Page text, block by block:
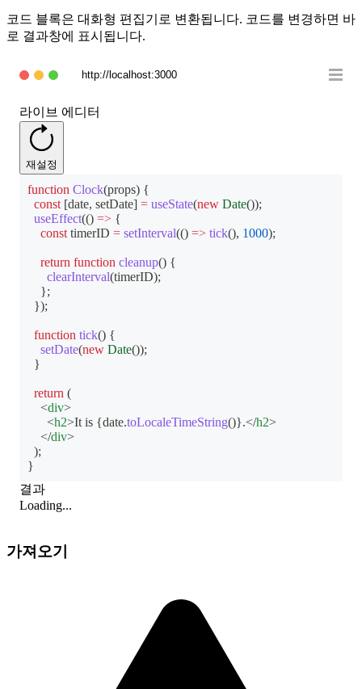
코드 블록은 대화형 편집기로 변환됩니다. 코드를 변경하면 바
로 결과창에 표시됩니다.
http://localhost:3000
라이브 에디터
재설정
function Clock(props) {
const [date, setDate] = useState(new Date());
useEffect(() => {
const timerID = setInterval(() => tick(), 1000);
return function cleanup() {
clearInterval(timerID);
};
});
function tick() {
setDate(new Date());
}
return (
<div>
<h2>It is {date.toLocaleTimeString()}.</h2>
</div>
);
}
결과
Loading...
가져오기